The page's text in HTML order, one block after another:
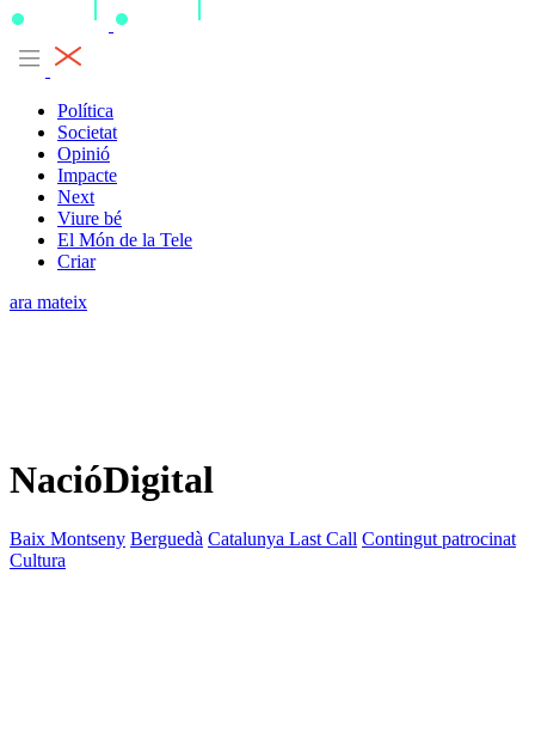
Política
Societat
Opinió
Impacte
Next
Viure bé
El Món de la Tele
Criar
ara mateix
NacióDigital
Baix Montseny Berguedà Catalunya Last Call Contingut patrocinat
Cultura